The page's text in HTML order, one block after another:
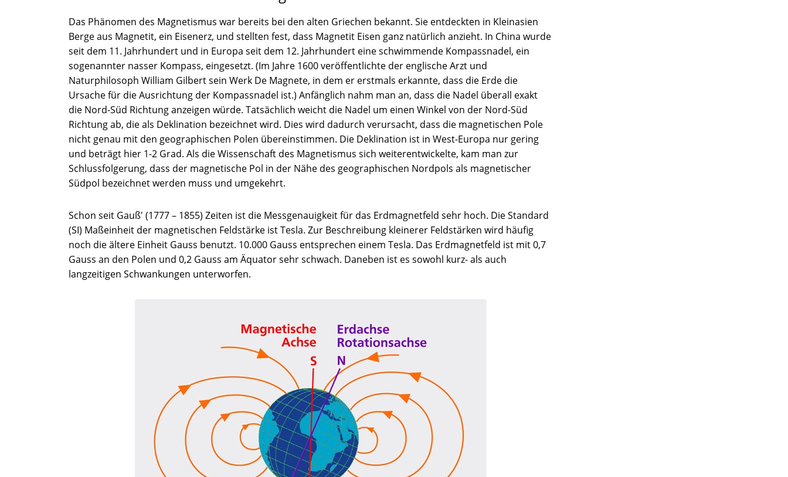
Das Phänomen des Magnetismus war bereits bei den alten Griechen bekannt. Sie entdeckten in Kleinasien
Berge aus Magnetit, ein Eisenerz, und stellten fest, dass Magnetit Eisen ganz natürlich anzieht. In China wurde
seit dem 11. Jahrhundert und in Europa seit dem 12. Jahrhundert eine schwimmende Kompassnadel, ein
sogenannter nasser Kompass, eingesetzt. (Im Jahre 1600 veröffentlichte der englische Arzt und
Naturphilosoph William Gilbert sein Werk De Magnete, in dem er erstmals erkannte, dass die Erde die
Ursache für die Ausrichtung der Kompassnadel ist.) Anfänglich nahm man an, dass die Nadel überall exakt
die Nord-Süd Richtung anzeigen würde. Tatsächlich weicht die Nadel um einen Winkel von der Nord-Süd
Richtung ab, die als Deklination bezeichnet wird. Dies wird dadurch verursacht, dass die magnetischen Pole
nicht genau mit den geographischen Polen übereinstimmen. Die Deklination ist in West-Europa nur gering
und beträgt hier 1-2 Grad. Als die Wissenschaft des Magnetismus sich weiterentwickelte, kam man zur
Schlussfolgerung, dass der magnetische Pol in der Nähe des geographischen Nordpols als magnetischer
Südpol bezeichnet werden muss und umgekehrt.
Schon seit Gauß' (1777 – 1855) Zeiten ist die Messgenauigkeit für das Erdmagnetfeld sehr hoch. Die Standard
(SI) Maßeinheit der magnetischen Feldstärke ist Tesla. Zur Beschreibung kleinerer Feldstärken wird häufig
noch die ältere Einheit Gauss benutzt. 10.000 Gauss entsprechen einem Tesla. Das Erdmagnetfeld ist mit 0,7
Gauss an den Polen und 0,2 Gauss am Äquator sehr schwach. Daneben ist es sowohl kurz- als auch
langzeitigen Schwankungen unterworfen.